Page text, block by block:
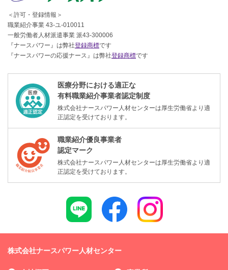
＜許可・登録情報＞
職業紹介事業 43-ユ-010011
一般労働者人材派遣事業 派43-300006
『ナースパワー』は弊社登録商標です
『ナースパワーの応援ナース』は弊社登録商標です
医療分野における適正な
有料職業紹介事業者認定制度
株式会社ナースパワー人材センターは厚生労働省より適
正認定を受けております。
職業紹介優良事業者
認定マーク
株式会社ナースパワー人材センターは厚生労働省より適
正認定を受けております。
株式会社ナースパワー人材センター